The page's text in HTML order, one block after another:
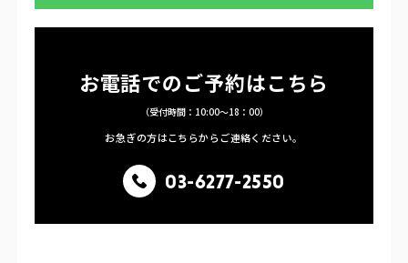
お電話でのご予約はこちら
（受付時間：10:00〜18：00）
お急ぎの方はこちらからご連絡ください。
03-6277-2550